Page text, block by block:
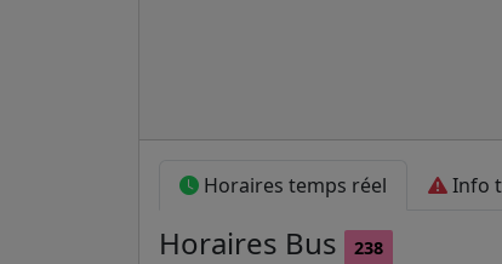
Horaires temps réel Info
Horaires Bus 238